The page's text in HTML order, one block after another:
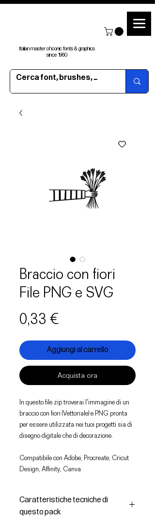
Italian master of iconic fonts & graphics
since 1960
Braccio con fiori
File PNG e SVG
0,33 €
Aggiungi al carrello
Acquista ora
In questo file zip troverai l'immagine di un
braccio con fiori (Vettoriale) e PNG pronta
per essere utilizzata nei tuoi progetti sia di
disegno digitale che di decorazione.
Compatibile con Adobe, Procreate, Cricut
Design, Affinity, Canva
Caratteristiche tecniche di
questo pack